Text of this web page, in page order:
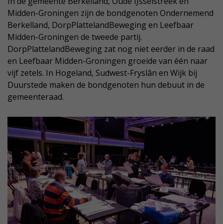
Midden-Groningen zijn de bondgenoten Ondernemend
Berkelland, DorpPlattelandBeweging en Leefbaar
Midden-Groningen de tweede partij.
DorpPlattelandBeweging zat nog niet eerder in de raad
en Leefbaar Midden-Groningen groeide van één naar
vijf zetels. In Hogeland, Sudwest-Fryslân en Wijk bij
Duurstede maken de bondgenoten hun debuut in de
gemeenteraad.